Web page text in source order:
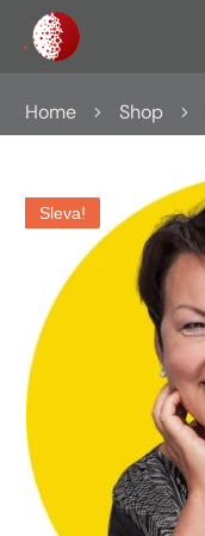
Home Shop
Sleva!